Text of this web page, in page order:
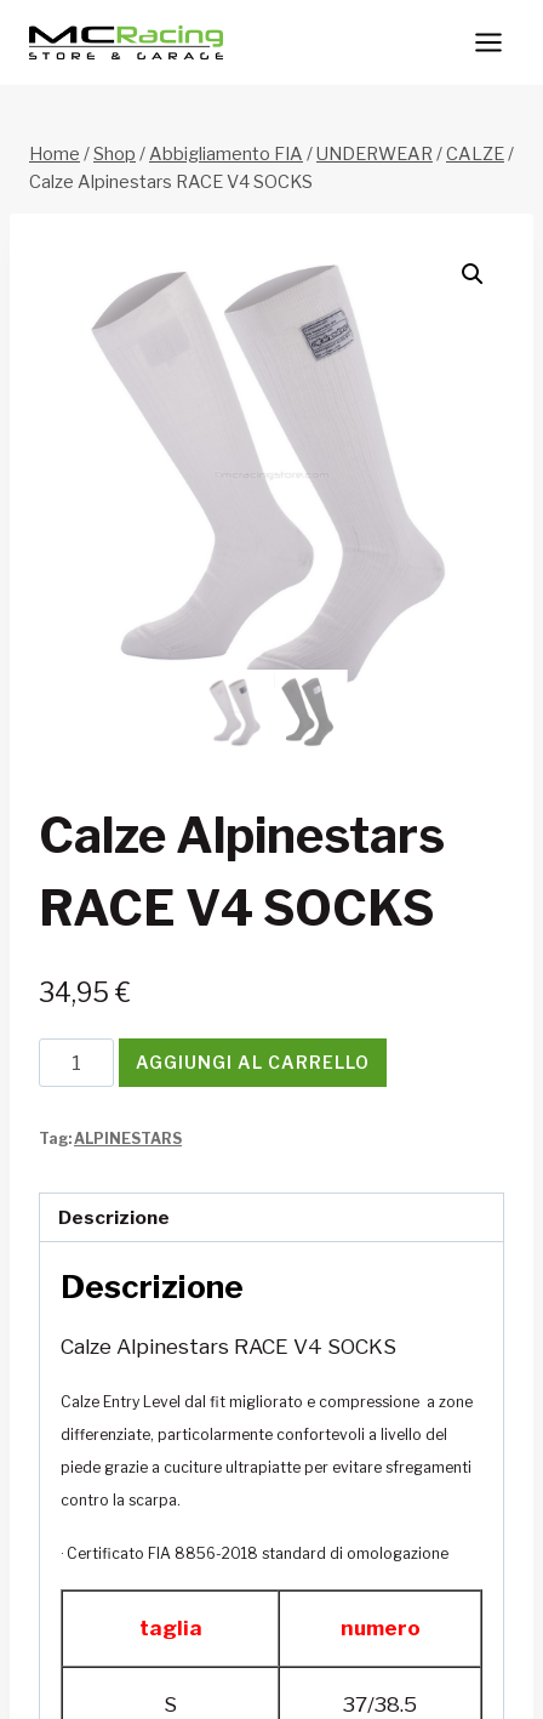
Home /Shop /Abbigliamento FIA /UNDERWEAR /CALZE/
Calze Alpinestars RACE V4 SOCKS
Calze Alpinestars
RACE V4 SOCKS
34,95 €
Calze
Alpinestars
V4
quantità
AGGIUNGI AL CARRELLO
Tag:ALPINESTARS
Descrizione
Descrizione
Calze Alpinestars RACE V4 SOCKS
Calze Entry Level dal fit migliorato e compressione a zone
differenziate, particolarmente confortevoli a livello del
piede grazie a cuciture ultrapiatte per evitare sfregamenti
contro la scarpa.
· Certificato FIA 8856-2018 standard di omologazione
taglia numero
S 37/38.5